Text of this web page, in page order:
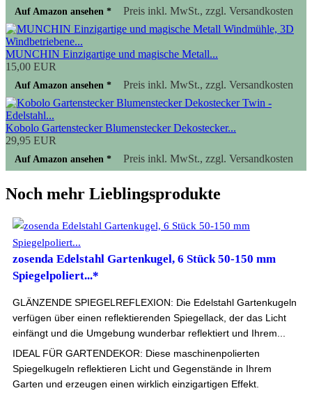
Auf Amazon ansehen * Preis inkl. MwSt., zzgl. Versandkosten
MUNCHIN Einzigartige und magische Metall...
15,00 EUR
Auf Amazon ansehen * Preis inkl. MwSt., zzgl. Versandkosten
Kobolo Gartenstecker Blumenstecker Dekostecker...
29,95 EUR
Auf Amazon ansehen * Preis inkl. MwSt., zzgl. Versandkosten
Noch mehr Lieblingsprodukte
zosenda Edelstahl Gartenkugel, 6 Stück 50-150 mm
Spiegelpoliert...*
GLÄNZENDE SPIEGELREFLEXION: Die Edelstahl Gartenkugeln
verfügen über einen reflektierenden Spiegellack, der das Licht
einfängt und die Umgebung wunderbar reflektiert und Ihrem...
IDEAL FÜR GARTENDEKOR: Diese maschinenpolierten
Spiegelkugeln reflektieren Licht und Gegenstände in Ihrem
Garten und erzeugen einen wirklich einzigartigen Effekt.